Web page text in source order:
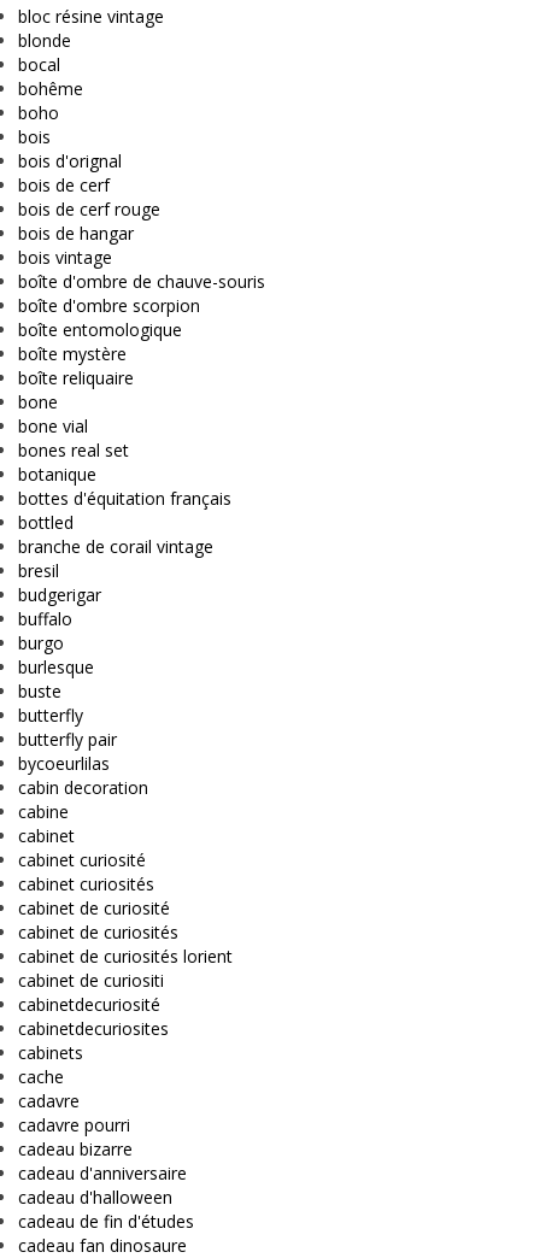
bloc résine vintage
blonde
bocal
bohême
boho
bois
bois d'orignal
bois de cerf
bois de cerf rouge
bois de hangar
bois vintage
boîte d'ombre de chauve-souris
boîte d'ombre scorpion
boîte entomologique
boîte mystère
boîte reliquaire
bone
bone vial
bones real set
botanique
bottes d'équitation français
bottled
branche de corail vintage
bresil
budgerigar
buffalo
burgo
burlesque
buste
butterfly
butterfly pair
bycoeurlilas
cabin decoration
cabine
cabinet
cabinet curiosité
cabinet curiosités
cabinet de curiosité
cabinet de curiosités
cabinet de curiosités lorient
cabinet de curiositi
cabinetdecuriosité
cabinetdecuriosites
cabinets
cache
cadavre
cadavre pourri
cadeau bizarre
cadeau d'anniversaire
cadeau d'halloween
cadeau de fin d'études
cadeau fan dinosaure